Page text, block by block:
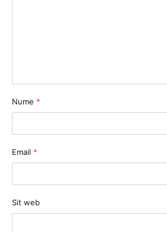
Nume *
Email *
Sit web